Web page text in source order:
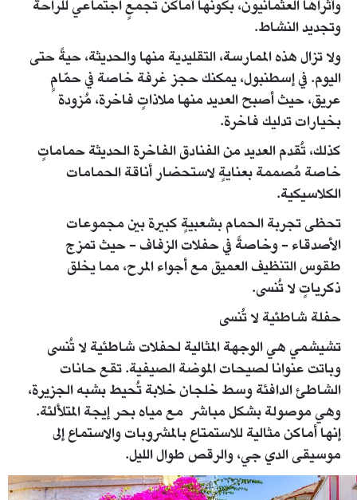
وأثراها العثمانيون، بكونها أماكن تجمعٍ اجتماعي للراحة
وتجديد النشاط.
ولا تزال هذه الممارسة، التقليدية منها والحديثة، حيةً حتى
اليوم. في إسطنبول، يمكنك حجز غرفة خاصة في حمّامٍ
عريق، حيث أصبح العديد منها ملاذاتٍ فاخرة، مُزودة
بخيارات تدليك فاخرة.
كذلك، تُقدم العديد من الفنادق الفاخرة الحديثة حماماتٍ
خاصة مُصممة بعنايةٍ لاستحضار أناقة الحمامات
الكلاسيكية.
تحظى تجربة الحمام بشعبيةٍ كبيرة بين مجموعات
الأصدقاء - وخاصةً في حفلات الزفاف - حيث تمزج
طقوس التنظيف العميق مع أجواء المرح، مما يخلق
ذكرياتٍ لا تُنسى.
حفلة شاطئية لا تُنسى
تشيشمي هي الوجهة المثالية لحفلات شاطئية لا تُنسى
وباتت عنوانا لصيحات الموضة الصيفية. تقع حانات
الشاطئ الدافئة وسط خلجان خلابة تُحيط بشبه الجزيرة،
وهي موصولة بشكل مباشر مع مياه بحر إيجة المتلألئة.
إنها أماكن مثالية للاستمتاع بالمشروبات والاستماع إلى
موسيقى الدي جي، والرقص طوال الليل.
666_b.jpg